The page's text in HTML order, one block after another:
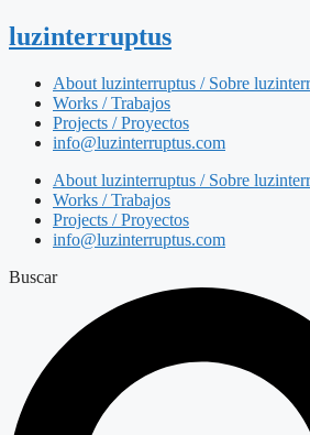
luzinterruptus
About luzinterruptus / Sobre
Works / Trabajos
Projects / Proyectos
info@luzinterruptus.com
About luzinterruptus / Sobre
Works / Trabajos
Projects / Proyectos
info@luzinterruptus.com
Buscar